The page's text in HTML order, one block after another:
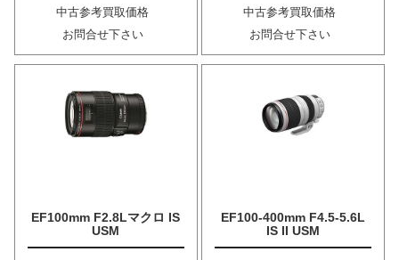
中古参考買取価格
お問合せ下さい
中古参考買取価格
お問合せ下さい
EF100mm F2.8Lマクロ IS
USM
EF100-400mm F4.5-5.6L
IS II USM